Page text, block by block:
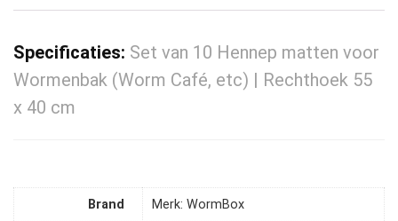
Specificaties: Set van 10 Hennep matten voor
Wormenbak (Worm Café, etc) | Rechthoek 55
x 40 cm
Brand Merk: WormBox